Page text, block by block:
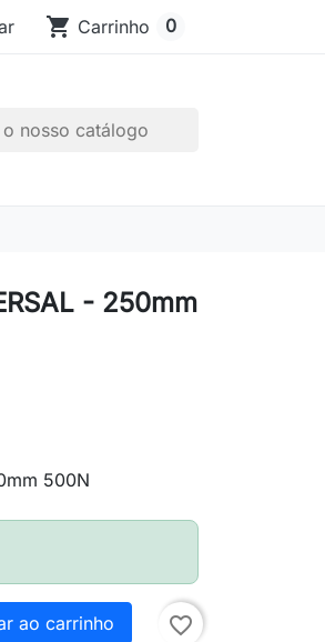
shopping_cart Carrinho 0
- 250mm
500N
ao carrinho favorite_border